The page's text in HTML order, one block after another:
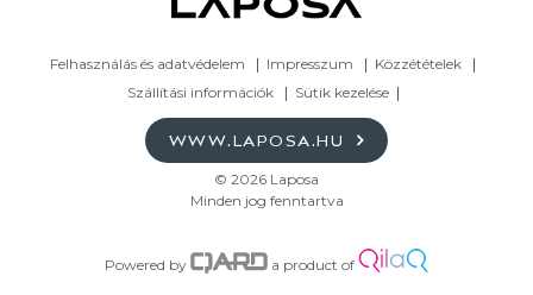
Felhasználás és adatvédelem Impresszum
Közzétételek
Szállítási információk
Sütik kezelése
WWW.LAPOSA.HU
© 2026 Laposa
Minden jog fenntartva
Powered by a product of